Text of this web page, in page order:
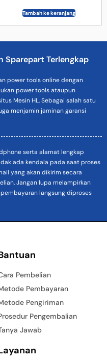
Tambah ke keranjang
Sparepart Terlengkap
power tools online dengan
power tools ataupun
Mesin HL. Sebagai salah satu
menjamin jaminan garansi
serta alamat lengkap
ada kendala pada saat proses
yang akan dikirim secara
Jangan lupa melampirkan
langsung diproses
Pembelian
Pembayaran
Pengiriman
Pengembalian
Jawab